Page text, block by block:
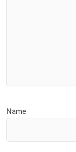
Name